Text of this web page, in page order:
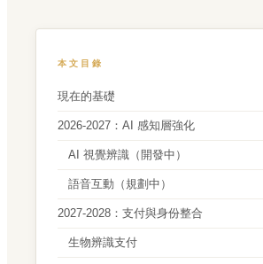
本文目錄
現在的基礎
2026-2027：AI 感知層強化
AI 視覺辨識（開發中）
語音互動（規劃中）
2027-2028：支付與身份整合
生物辨識支付